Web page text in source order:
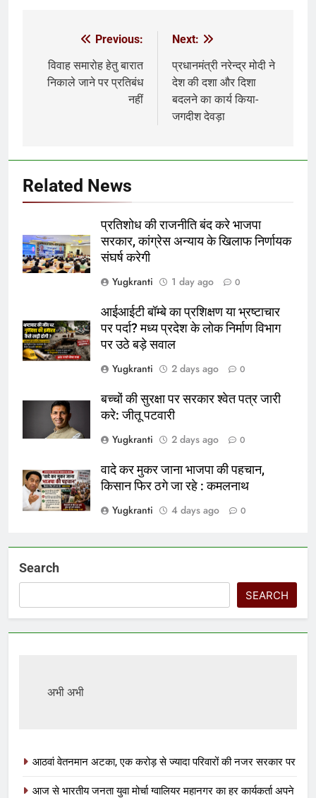
navigation
Previous:
विवाह समारोह हेतु बारात
निकाले जाने पर प्रतिबंध
नहीं
Next:
प्रधानमंत्री नरेन्द्र मोदी ने
देश की दशा और दिशा
बदलने का कार्य किया-
जगदीश देवड़ा
Related News
प्रतिशोध की राजनीति बंद करे भाजपा
सरकार, कांग्रेस अन्याय के खिलाफ निर्णायक
संघर्ष करेगी
Yugkranti
1 day ago 0
आईआईटी बॉम्बे का प्रशिक्षण या भ्रष्टाचार
पर पर्दा? मध्य प्रदेश के लोक निर्माण विभाग
पर उठे बड़े सवाल
Yugkranti
2 days ago 0
बच्चों की सुरक्षा पर सरकार श्वेत पत्र जारी
करे: जीतू पटवारी
Yugkranti
2 days ago 0
वादे कर मुकर जाना भाजपा की पहचान,
किसान फिर ठगे जा रहे : कमलनाथ
Yugkranti
4 days ago 0
Search
SEARCH
अभी अभी
आठवां वेतनमान अटका, एक करोड़ से ज्यादा परिवारों की नजर सरकार पर
आज से भारतीय जनता युवा मोर्चा ग्वालियर महानगर का हर कार्यकर्ता अपने